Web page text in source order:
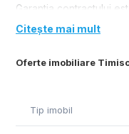
Oferte imobiliare
Garantia contractului
Citește mai mult
Tip imobil